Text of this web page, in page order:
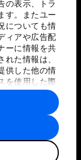
の表示、トラ
す。またユー
についても情
ィアや広告配
ーに情報を共
た情報は、
供した他の情
を使用した際
され、各パー
がありま
約